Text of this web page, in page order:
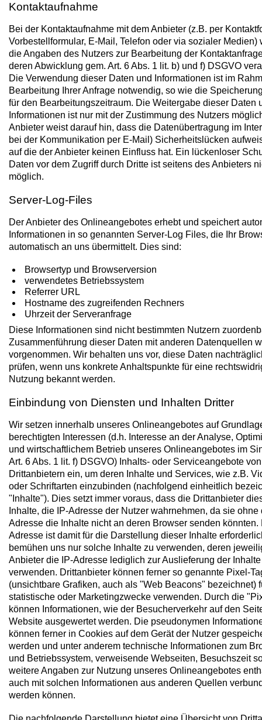
Kontaktaufnahme
Bei der Kontaktaufnahme mit dem Anbieter (z.B. per
Vorbestellformular, E-Mail, Telefon oder via sozialer Medien)
die Angaben des Nutzers zur Bearbeitung der
deren Abwicklung gem. Art. 6 Abs. 1 lit. b) und f) DSGVO
Die Verwendung dieser Daten und Informationen ist im
Bearbeitung Ihrer Anfrage notwendig, so wie die
für den Bearbeitungszeitraum. Die Weitergabe dieser Daten
Informationen ist nur mit der Zustimmung des Nutzers
Anbieter weist darauf hin, dass die Datenübertragung im
bei der Kommunikation per E-Mail) Sicherheitslücken
auf die der Anbieter keinen Einfluss hat. Ein lückenloser
Daten vor dem Zugriff durch Dritte ist seitens des Anbieters
möglich.
Server-Log-Files
Der Anbieter des Onlineangebotes erhebt und speichert
Informationen in so genannten Server-Log Files, die Ihr
automatisch an uns übermittelt. Dies sind:
Browsertyp und Browserversion
verwendetes Betriebssystem
Referrer URL
Hostname des zugreifenden Rechners
Uhrzeit der Serveranfrage
Diese Informationen sind nicht bestimmten Nutzern
Zusammenführung dieser Daten mit anderen Datenquellen
vorgenommen. Wir behalten uns vor, diese Daten
prüfen, wenn uns konkrete Anhaltspunkte für eine
Nutzung bekannt werden.
Einbindung von Diensten und Inhalten Dritter
Wir setzen innerhalb unseres Onlineangebotes auf
berechtigten Interessen (d.h. Interesse an der Analyse,
und wirtschaftlichem Betrieb unseres Onlineangebotes im
Art. 6 Abs. 1 lit. f) DSGVO) Inhalts- oder Serviceangebote von
Drittanbietern ein, um deren Inhalte und Services, wie z.B.
oder Schriftarten einzubinden (nachfolgend einheitlich
"Inhalte"). Dies setzt immer voraus, dass die Drittanbieter
Inhalte, die IP-Adresse der Nutzer wahrnehmen, da sie ohne
Adresse die Inhalte nicht an deren Browser senden könnten.
Adresse ist damit für die Darstellung dieser Inhalte
bemühen uns nur solche Inhalte zu verwenden, deren
Anbieter die IP-Adresse lediglich zur Auslieferung der Inhalte
verwenden. Drittanbieter können ferner so genannte Pixel-
(unsichtbare Grafiken, auch als "Web Beacons" bezeichnet)
statistische oder Marketingzwecke verwenden. Durch die
können Informationen, wie der Besucherverkehr auf den
Website ausgewertet werden. Die pseudonymen
können ferner in Cookies auf dem Gerät der Nutzer
werden und unter anderem technische Informationen zum
und Betriebssystem, verweisende Webseiten, Besuchszeit
weitere Angaben zur Nutzung unseres Onlineangebotes
auch mit solchen Informationen aus anderen Quellen
werden können.